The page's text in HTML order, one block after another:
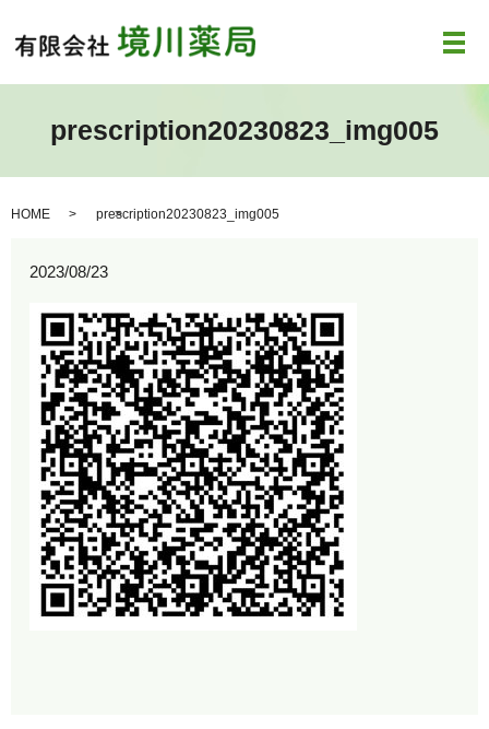
メ
prescription20230823_img005
HOME prescription20230823_img005
2023/08/23